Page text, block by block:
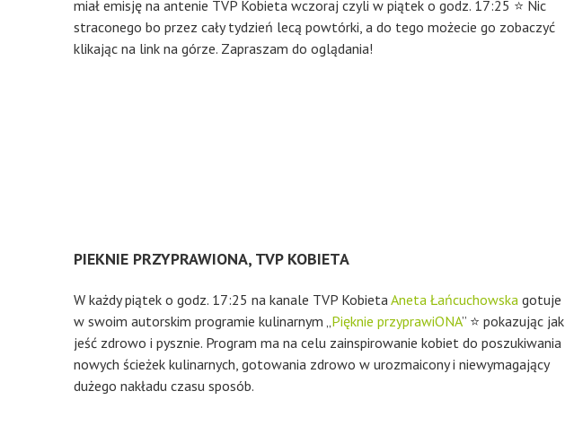
miał emisję na antenie TVP Kobieta wczoraj czyli w piątek o godz. 17:25 ⭐ Nic
straconego bo przez cały tydzień lecą powtórki, a do tego możecie go zobaczyć
klikając na link na górze. Zapraszam do oglądania!
PIEKNIE PRZYPRAWIONA, TVP KOBIETA
W każdy piątek o godz. 17:25 na kanale TVP KobietaAneta Łańcuchowska gotuje
w swoim autorskim programie kulinarnym „Pięknie przyprawiONA” ⭐ pokazując jak
jeść zdrowo i pysznie. Program ma na celu zainspirowanie kobiet do poszukiwania
nowych ścieżek kulinarnych, gotowania zdrowo w urozmaicony i niewymagający
dużego nakładu czasu sposób.